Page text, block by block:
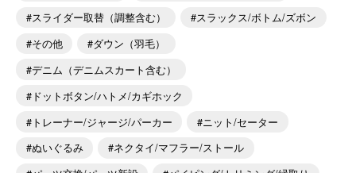
スライダー取替（調整含む）
スラックス/ボトム/ズボン
その他
ダウン（羽毛）
デニム（デニムスカート含む）
ドットボタン/ハトメ/カギホック
トレーナー/ジャージ/パーカー
ニット/セーター
ぬいぐるみ
ネクタイ/マフラー/ストール